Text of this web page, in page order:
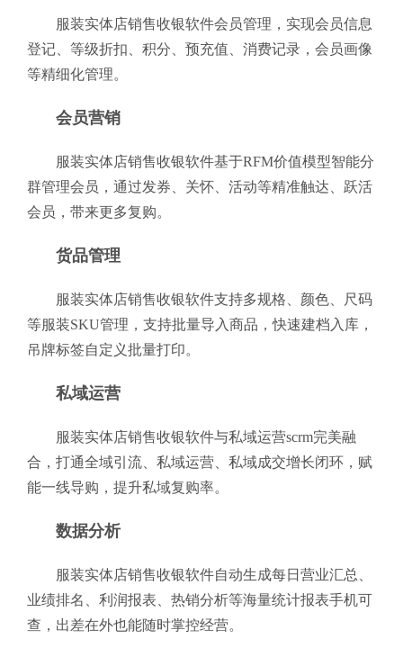
服装实体店销售收银软件会员管理，实现会员信息
登记、等级折扣、积分、预充值、消费记录，会员画像
等精细化管理。
会员营销
服装实体店销售收银软件基于RFM价值模型智能分
群管理会员，通过发券、关怀、活动等精准触达、跃活
会员，带来更多复购。
货品管理
服装实体店销售收银软件支持多规格、颜色、尺码
等服装SKU管理，支持批量导入商品，快速建档入库，
吊牌标签自定义批量打印。
私域运营
服装实体店销售收银软件与私域运营scrm完美融
合，打通全域引流、私域运营、私域成交增长闭环，赋
能一线导购，提升私域复购率。
数据分析
服装实体店销售收银软件自动生成每日营业汇总、
业绩排名、利润报表、热销分析等海量统计报表手机可
查，出差在外也能随时掌控经营。